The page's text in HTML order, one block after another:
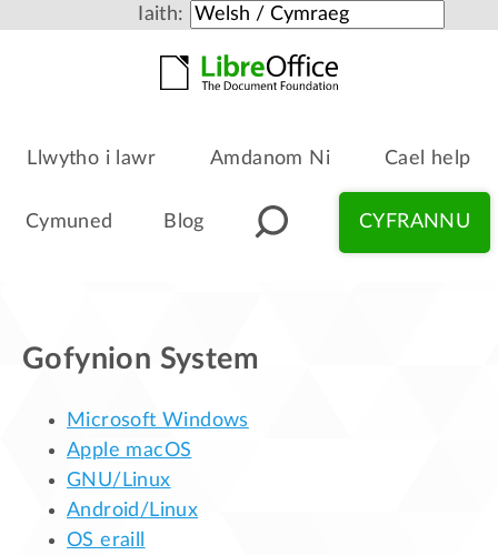
Iaith:
Llwytho i lawr Amdanom Ni Cael help
Cymuned Blog CYFRANNU
Gofynion System
Microsoft Windows
Apple macOS
GNU/Linux
Android/Linux
OS eraill